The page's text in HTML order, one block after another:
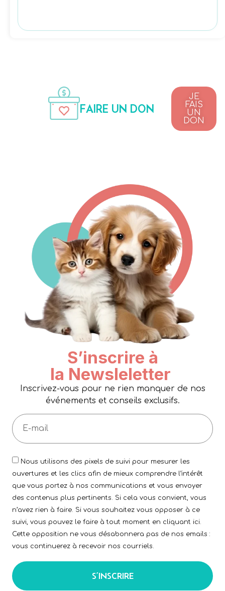
FAIRE UN DON
JE
FAIS
UN
DON
S’inscrire à
la Newsleletter
Inscrivez-vous pour ne rien manquer de nos
événements et conseils exclusifs.
Nous utilisons des pixels de suivi pour mesurer les
ouvertures et les clics afin de mieux comprendre l’intérêt
que vous portez à nos communications et vous envoyer
des contenus plus pertinents. Si cela vous convient, vous
n’avez rien à faire. Si vous souhaitez vous opposer à ce
suivi, vous pouvez le faire à tout moment en cliquant ici.
Cette opposition ne vous désabonnera pas de nos emails :
vous continuerez à recevoir nos courriels.
S’INSCRIRE